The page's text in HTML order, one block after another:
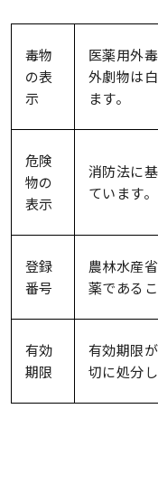
毒物
の表
示
医薬用外
外劇物は
ます。
危険
物の
表示
消防法に
ています。
登録
番号
農林水産
薬である
有効
期限
有効期限
切に処分し